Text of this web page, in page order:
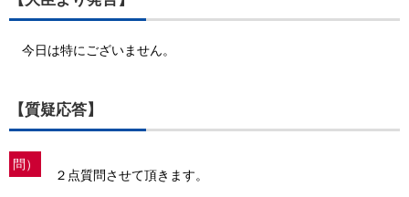
今日は特にございません。
【質疑応答】
問）
２点質問させて頂きます。